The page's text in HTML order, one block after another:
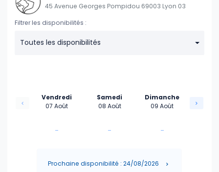
45 Avenue Georges Pompidou 69003 Lyon 03
Filtrer les disponibilités :
Toutes les disponibilités
Vendredi
07 Août
-
Samedi
08 Août
-
Dimanche
09 Août
-
Prochaine disponibilité : 24/08/2026